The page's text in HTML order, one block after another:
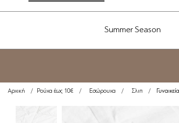
Summer Season
Αρχική / Ρούχα έως 10€ / Εσώρουχα / Σλιπ /